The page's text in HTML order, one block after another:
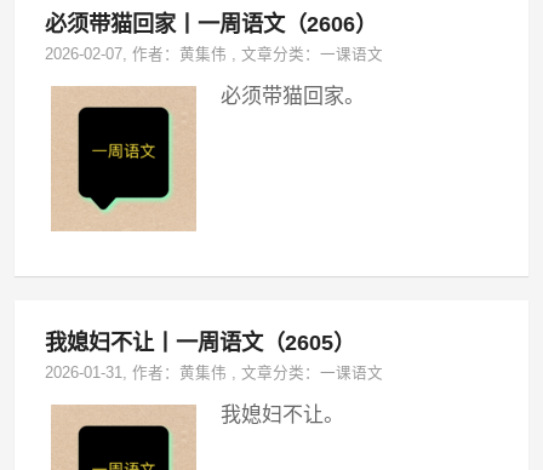
必须带猫回家丨一周语文（2606）
2026-02-07, 作者：黄集伟 ,文章分类：一课语文
必须带猫回家。
我媳妇不让丨一周语文（2605）
2026-01-31, 作者：黄集伟 ,文章分类：一课语文
我媳妇不让。